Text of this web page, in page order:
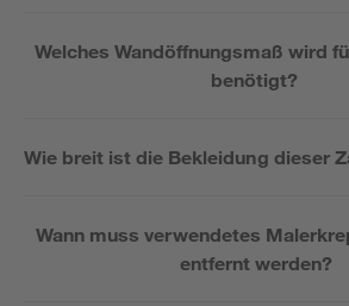
Welches Wandöffnungsmaß wird
benötigt?
Wie breit ist die Bekleidung dieser
Wann muss verwendetes
entfernt werden?